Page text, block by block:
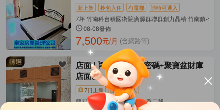
新上架 拎包入住 有電梯 隨時可遷入
7坪 竹南科台積國衛院廣源群聯群創力晶積 竹南鎮-佳
08-08發佈
7,500元/月 (含網路等)
店面
🎏💰自帶發財密碼+聚寶盆財庫
店面💰
7日上新 隨時可遷入
簡易裝潢/50坪 竹南鎮-龍山路二段